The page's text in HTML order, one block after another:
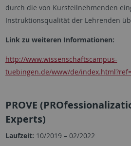
durch die von Kursteilnehmenden
Instruktionsqualität der Lehrenden
Link zu weiteren Informationen:
http://www.wissenschaftscampus-
tuebingen.de/www/de/
PROVE
Experts)
Laufzeit: 10/2019 – 02/2022